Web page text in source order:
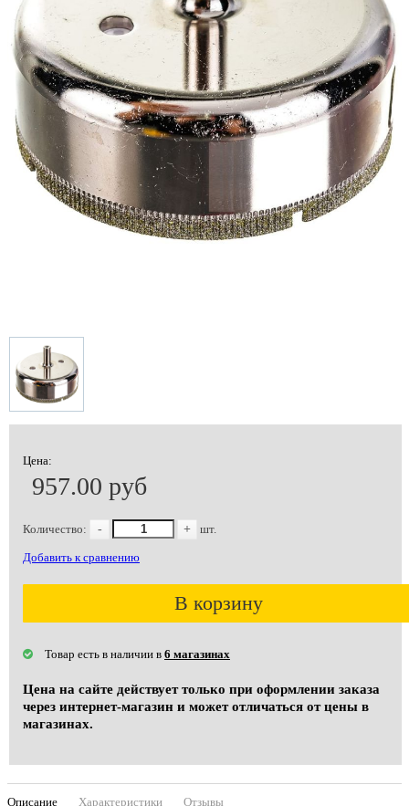
Цена:
957.00 руб
Количество: - + шт.
Добавить к сравнению
В корзину
Товар есть в наличии в 6 магазинах
Цена на сайте действует только при оформлении заказа
через интернет-магазин и может отличаться от цены в
магазинах.
Описание Характеристики Отзывы